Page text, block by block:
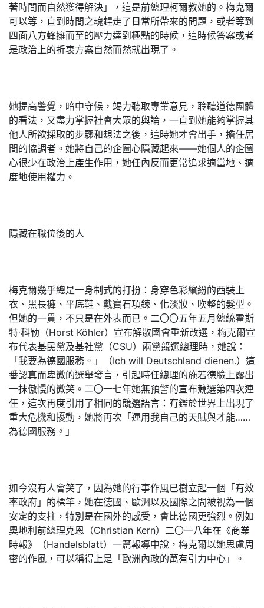
著時間而自然獲得解決」，這是前總理柯爾教她的。梅克爾
可以等，直到時間之魂趕走了日常所帶來的問題，或者等到
四面八方蜂擁而至的壓力達到極點的時候，這時候答案或者
是政治上的折衷方案自然而然就出現了。
她提高警覺，暗中守候，竭力聽取專業意見，聆聽道德團體
的看法，又盡力掌握社會大眾的輿論，一直到她能夠掌握其
他人所欲採取的步驟和想法之後，這時她才會出手，擔任居
間的協調者。她將自己的企圖心隱藏起來——她個人的企圖
心很少在政治上產生作用，她任內反而更常追求適當地、適
度地使用權力。
隱藏在職位後的人
梅克爾幾乎總是一身制式的打扮：身穿色彩繽紛的西裝上
衣、黑長褲、平底鞋、戴寶石項鍊、化淡妝、吹整的髮型。
但她的一貫，不只是在外表而已。二〇〇五年五月總統霍斯
特‧科勒（Horst Köhler）宣布解散國會重新改選，梅克爾宣
布代表基民黨及基社黨（CSU）兩黨競選總理時，她說：
「我要為德國服務。」（Ich will Deutschland dienen.）這
番認真而卑微的選舉發言，引起時任總理的施若德臉上露出
一抹傲慢的微笑。二〇一七年她無預警的宣布競選第四次連
任，這次再度引用了相同的競選語言：有鑑於世界上出現了
重大危機和擾動，她將再次「運用我自己的天賦與才能……
為德國服務。」
如今沒有人會笑了，因為她的行事作風已樹立起一個「有效
率政府」的標竿，她在德國、歐洲以及國際之間被視為一個
安定的支柱，特別是在國外的感受，會比德國更強烈。例如
奧地利前總理克恩（Christian Kern）二〇一八年在《商業
時報》（Handelsblatt）一篇報導中說，梅克爾以她思慮周
密的作風，可以稱得上是「歐洲內政的萬有引力中心」。